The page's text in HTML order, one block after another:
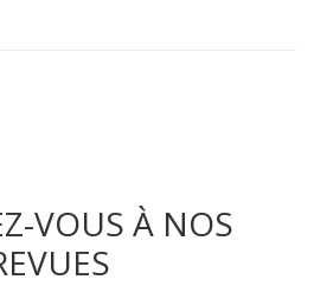
VOUS À NOS